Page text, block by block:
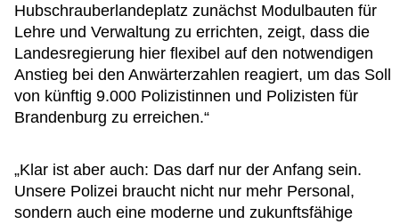
Hubschrauberlandeplatz zunächst Modulbauten für
Lehre und Verwaltung zu errichten, zeigt, dass die
Landesregierung hier flexibel auf den notwendigen
Anstieg bei den Anwärterzahlen reagiert, um das Soll
von künftig 9.000 Polizistinnen und Polizisten für
Brandenburg zu erreichen.“
Klar ist aber auch: Das darf nur der Anfang sein.
Unsere Polizei braucht nicht nur mehr Personal,
sondern auch eine moderne und zukunftsfähige